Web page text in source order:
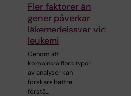
Fler faktorer än
gener påverkar
läkemedelssvar vid
leukemi
Genom att
kombinera flera typer
av analyser kan
forskare bättre
förstå…